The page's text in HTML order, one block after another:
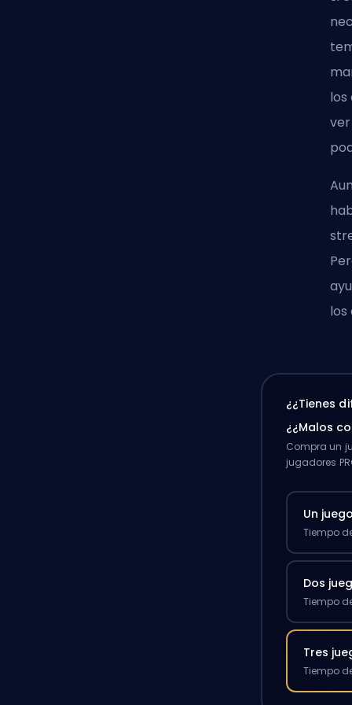
los
los
¿¿Tienes
¿¿Malos
Compra un
jugadores
Un
Tiempo
Dos
Tiempo
Tres
Tiempo